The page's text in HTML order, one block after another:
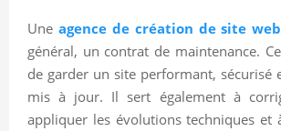
Une agence de création de site web
général, un contrat de maintenance.
de garder un site performant, sécurisé
mis à jour. Il sert également à
appliquer les évolutions techniques et